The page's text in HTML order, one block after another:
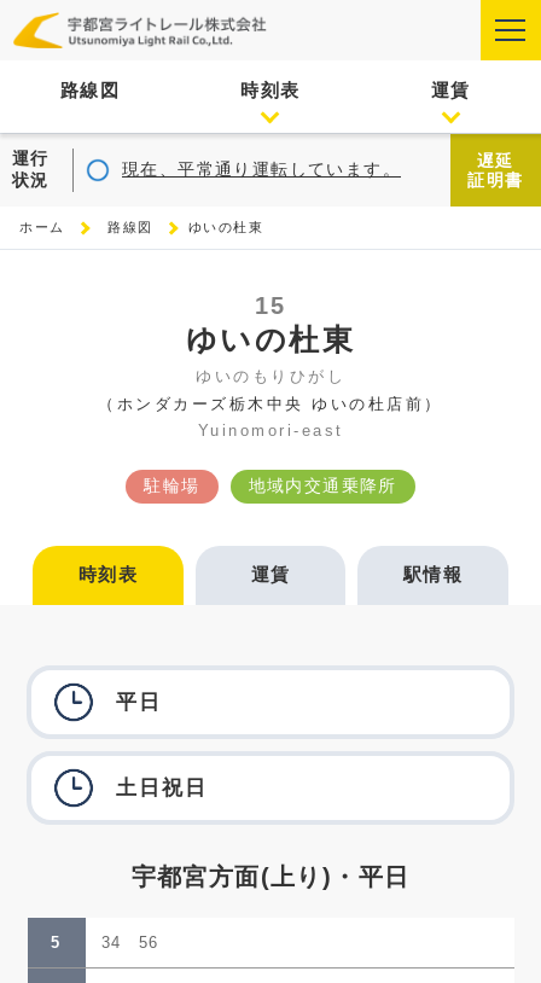
路線図 時刻表 運賃
運行
状況
現在、平常通り運転しています。
遅延
証明書
ホーム 路線図 ゆいの杜東
15
ゆいの杜東
ゆいのもりひがし
（ホンダカーズ栃木中央 ゆいの杜店前）
Yuinomori-east
駐輪場 地域内交通乗降所
時刻表 運賃 駅情報
平日
土日祝日
宇都宮方面(上り)・平日
5 34 56